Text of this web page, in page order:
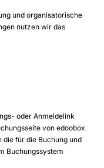
und organisatorische
nutzen wir das
oder Anmeldelink
von edoobox
für die Buchung und
Buchungssystem